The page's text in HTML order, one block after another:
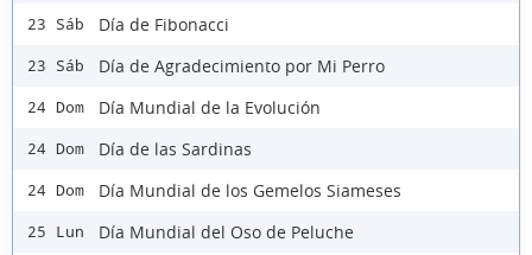
23 Sáb Día de Fibonacci
23 Sáb Día de Agradecimiento por Mi Perro
24 Dom Día Mundial de la Evolución
24 Dom Día de las Sardinas
24 Dom Día Mundial de los Gemelos Siameses
25 Lun Día Mundial del Oso de Peluche